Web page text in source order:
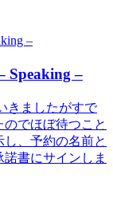
Speaking –
きましたがすで
でほぼ待つこと
、予約の名前と
書にサインしま